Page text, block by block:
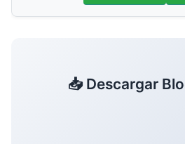
📥 Descargar